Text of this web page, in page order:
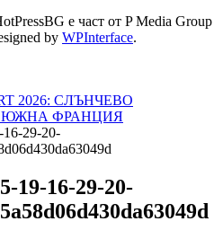
е част от P Media Group
by WPInterface.
2026: СЛЪНЧЕВО
ЮЖНА ФРАНЦИЯ
16-29-20-
19-16-29-20-